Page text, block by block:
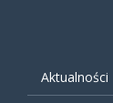
Aktualności